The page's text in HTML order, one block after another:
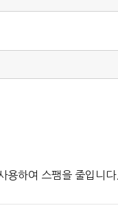
용하여 스팸을 줄입니다.